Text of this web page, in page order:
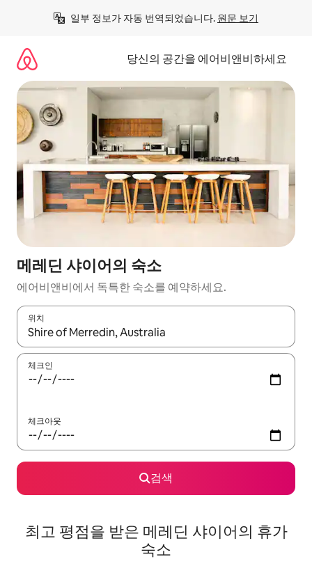
일부 정보가 자동 번역되었습니다. 원문 보기
당신의 공간을 에어비앤비하세요
메레딘 샤이어의 숙소
에어비앤비에서 독특한 숙소를 예약하세요.
위치
결과가 나오면 위·아래 화살표 키를 사용하거나 터치 또는 스와이
체크인
체크아웃
검색
최고 평점을 받은 메레딘 샤이어의 휴가
숙소